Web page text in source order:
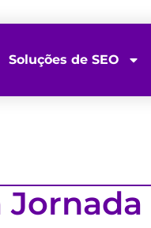
Soluções de SEO